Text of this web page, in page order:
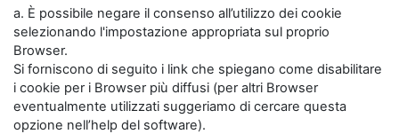
a. È possibile negare il consenso all’utilizzo dei cookie
selezionando l'impostazione appropriata sul proprio
Browser.
Si forniscono di seguito i link che spiegano come disabilitare
i cookie per i Browser più diffusi (per altri Browser
eventualmente utilizzati suggeriamo di cercare questa
opzione nell’help del software).